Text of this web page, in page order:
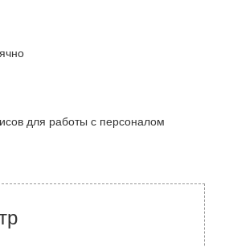
для работы с персоналом